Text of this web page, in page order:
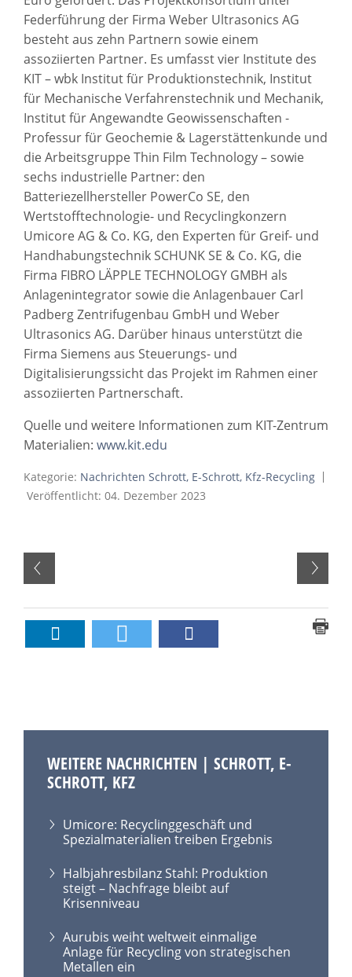
Federführung der Firma Weber Ultrasonics AG
besteht aus zehn Partnern sowie einem
assoziierten Partner. Es umfasst vier Institute des
KIT – wbk Institut für Produktionstechnik, Institut
für Mechanische Verfahrenstechnik und Mechanik,
Institut für Angewandte Geowissenschaften -
Professur für Geochemie & Lagerstättenkunde und
die Arbeitsgruppe Thin Film Technology – sowie
sechs industrielle Partner: den
Batteriezellhersteller PowerCo SE, den
Wertstofftechnologie- und Recyclingkonzern
Umicore AG & Co. KG, den Experten für Greif- und
Handhabungstechnik SCHUNK SE & Co. KG, die
Firma FIBRO LÄPPLE TECHNOLOGY GMBH als
Anlagenintegrator sowie die Anlagenbauer Carl
Padberg Zentrifugenbau GmbH und Weber
Ultrasonics AG. Darüber hinaus unterstützt die
Firma Siemens aus Steuerungs- und
Digitalisierungssicht das Projekt im Rahmen einer
assoziierten Partnerschaft.
Quelle und weitere Informationen zum KIT-Zentrum
Materialien: www.kit.edu
Kategorie: Nachrichten Schrott, E-Schrott, Kfz-Recycling
Veröffentlicht: 04. Dezember 2023
WEITERE NACHRICHTEN | SCHROTT, E-
SCHROTT, KFZ
Umicore: Recyclinggeschäft und
Spezialmaterialien treiben Ergebnis
Halbjahresbilanz Stahl: Produktion
steigt – Nachfrage bleibt auf
Krisenniveau
Aurubis weiht weltweit einmalige
Anlage für Recycling von strategischen
Metallen ein